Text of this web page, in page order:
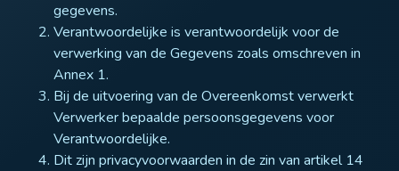
gegevens.
Verantwoordelijke is verantwoordelijk voor de
verwerking van de Gegevens zoals omschreven in
Annex 1.
Bij de uitvoering van de Overeenkomst verwerkt
Verwerker bepaalde persoonsgegevens voor
Verantwoordelijke.
Dit zijn privacyvoorwaarden in de zin van artikel 14